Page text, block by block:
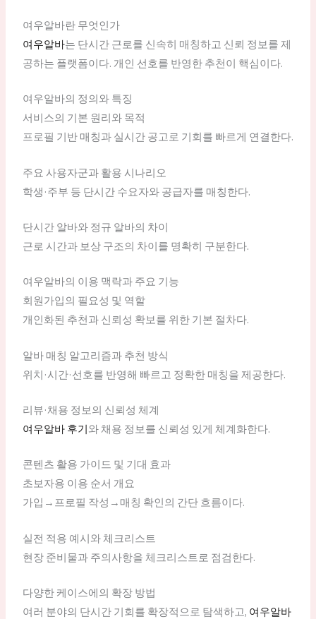
여우알바란 무엇인가
여우알바는 단시간 근로를 신속히 매칭하고 신뢰 정보를 제
공하는 플랫폼이다. 개인 선호를 반영한 추천이 핵심이다.
여우알바의 정의와 특징
서비스의 기본 원리와 목적
프로필 기반 매칭과 실시간 공고로 기회를 빠르게 연결한다.
주요 사용자군과 활용 시나리오
학생·주부 등 단시간 수요자와 공급자를 매칭한다.
단시간 알바와 정규 알바의 차이
근로 시간과 보상 구조의 차이를 명확히 구분한다.
여우알바의 이용 맥락과 주요 기능
회원가입의 필요성 및 역할
개인화된 추천과 신뢰성 확보를 위한 기본 절차다.
알바 매칭 알고리즘과 추천 방식
위치·시간·선호를 반영해 빠르고 정확한 매칭을 제공한다.
리뷰·채용 정보의 신뢰성 체계
여우알바 후기와 채용 정보를 신뢰성 있게 체계화한다.
콘텐츠 활용 가이드 및 기대 효과
초보자용 이용 순서 개요
가입→프로필 작성→매칭 확인의 간단 흐름이다.
실전 적용 예시와 체크리스트
현장 준비물과 주의사항을 체크리스트로 점검한다.
다양한 케이스에의 확장 방법
여러 분야의 단시간 기회를 확장적으로 탐색하고, 여우알바